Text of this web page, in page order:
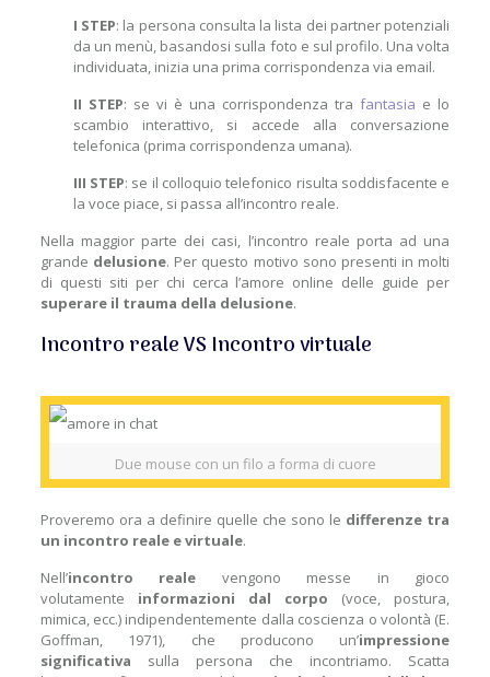
I STEP: la persona consulta la lista dei partner potenziali
da un menù, basandosi sulla foto e sul profilo. Una volta
individuata, inizia una prima corrispondenza via email.
II STEP: se vi è una corrispondenza trafantasia e lo
scambio interattivo, si accede alla conversazione
telefonica (prima corrispondenza umana).
III STEP: se il colloquio telefonico risulta soddisfacente e
la voce piace, si passa all’incontro reale.
Nella maggior parte dei casi, l’incontro reale porta ad una
grande delusione. Per questo motivo sono presenti in molti
di questi siti per chi cerca l’amore online delle guide per
superare il trauma della delusione.
Incontro reale VS Incontro virtuale
Due mouse con un filo a forma di cuore
Proveremo ora a definire quelle che sono le differenze tra
un incontro reale e virtuale.
Nell’incontro reale vengono messe in gioco
volutamente informazioni dal corpo (voce, postura,
mimica, ecc.) indipendentemente dalla coscienza o volontà (E.
Goffman, 1971), che producono un’impressione
significativa sulla persona che incontriamo. Scatta